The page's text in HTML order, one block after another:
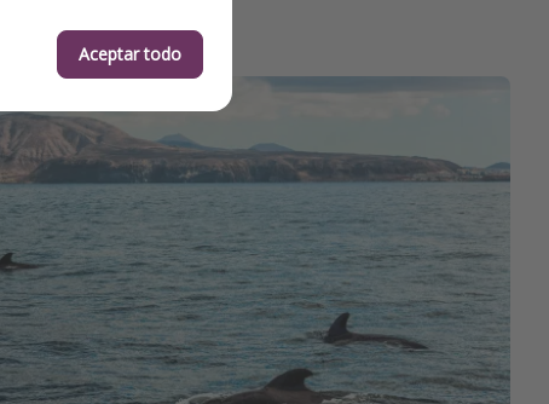
(día 4 en Santa Cruz)
Aceptar todo